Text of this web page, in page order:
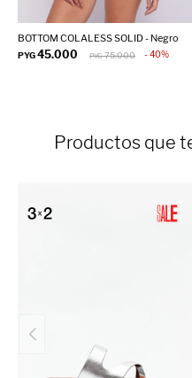
BOTTOM COLALESS SOLID - Negro
PYG45.000 PYG 75.000 40
Productos que